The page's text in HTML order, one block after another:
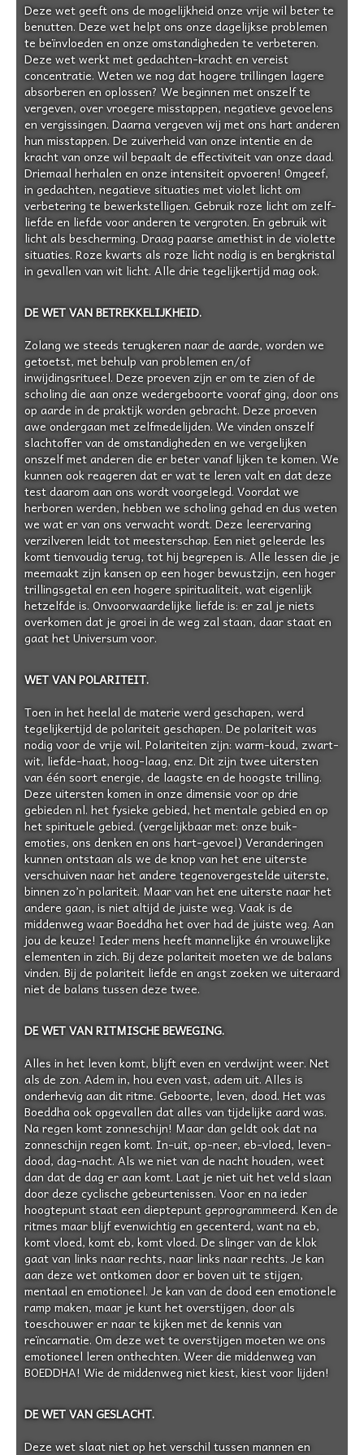
Deze wet geeft ons de mogelijkheid onze vrije wil beter te
benutten. Deze wet helpt ons onze dagelijkse problemen
te beïnvloeden en onze omstandigheden te verbeteren.
Deze wet werkt met gedachten-kracht en vereist
concentratie. Weten we nog dat hogere trillingen lagere
absorberen en oplossen? We beginnen met onszelf te
vergeven, over vroegere misstappen, negatieve gevoelens
en vergissingen. Daarna vergeven wij met ons hart anderen
hun misstappen. De zuiverheid van onze intentie en de
kracht van onze wil bepaalt de effectiviteit van onze daad.
Driemaal herhalen en onze intensiteit opvoeren! Omgeef,
in gedachten, negatieve situaties met violet licht om
verbetering te bewerkstelligen. Gebruik roze licht om zelf-
liefde en liefde voor anderen te vergroten. En gebruik wit
licht als bescherming. Draag paarse amethist in de violette
situaties. Roze kwarts als roze licht nodig is en bergkristal
in gevallen van wit licht. Alle drie tegelijkertijd mag ook.
DE WET VAN BETREKKELIJKHEID.
Zolang we steeds terugkeren naar de aarde, worden we
getoetst, met behulp van problemen en/of
inwijdingsritueel. Deze proeven zijn er om te zien of de
scholing die aan onze wedergeboorte vooraf ging, door ons
op aarde in de praktijk worden gebracht. Deze proeven
awe ondergaan met zelfmedelijden. We vinden onszelf
slachtoffer van de omstandigheden en we vergelijken
onszelf met anderen die er beter vanaf lijken te komen. We
kunnen ook reageren dat er wat te leren valt en dat deze
test daarom aan ons wordt voorgelegd. Voordat we
herboren werden, hebben we scholing gehad en dus weten
we wat er van ons verwacht wordt. Deze leerervaring
verzilveren leidt tot meesterschap. Een niet geleerde les
komt tienvoudig terug, tot hij begrepen is. Alle lessen die je
meemaakt zijn kansen op een hoger bewustzijn, een hoger
trillingsgetal en een hogere spiritualiteit, wat eigenlijk
hetzelfde is. Onvoorwaardelijke liefde is: er zal je niets
overkomen dat je groei in de weg zal staan, daar staat en
gaat het Universum voor.
WET VAN POLARITEIT.
Toen in het heelal de materie werd geschapen, werd
tegelijkertijd de polariteit geschapen. De polariteit was
nodig voor de vrije wil. Polariteiten zijn: warm-koud, zwart-
wit, liefde-haat, hoog-laag, enz. Dit zijn twee uitersten
van één soort energie, de laagste en de hoogste trilling.
Deze uitersten komen in onze dimensie voor op drie
gebieden nl. het fysieke gebied, het mentale gebied en op
het spirituele gebied. (vergelijkbaar met: onze buik-
emoties, ons denken en ons hart-gevoel) Veranderingen
kunnen ontstaan als we de knop van het ene uiterste
verschuiven naar het andere tegenovergestelde uiterste,
binnen zo’n polariteit. Maar van het ene uiterste naar het
andere gaan, is niet altijd de juiste weg. Vaak is de
middenweg waar Boeddha het over had de juiste weg. Aan
jou de keuze! Ieder mens heeft mannelijke én vrouwelijke
elementen in zich. Bij deze polariteit moeten we de balans
vinden. Bij de polariteit liefde en angst zoeken we uiteraard
niet de balans tussen deze twee.
DE WET VAN RITMISCHE BEWEGING.
Alles in het leven komt, blijft even en verdwijnt weer. Net
als de zon. Adem in, hou even vast, adem uit. Alles is
onderhevig aan dit ritme. Geboorte, leven, dood. Het was
Boeddha ook opgevallen dat alles van tijdelijke aard was.
Na regen komt zonneschijn! Maar dan geldt ook dat na
zonneschijn regen komt. In-uit, op-neer, eb-vloed, leven-
dood, dag-nacht. Als we niet van de nacht houden, weet
dan dat de dag er aan komt. Laat je niet uit het veld slaan
door deze cyclische gebeurtenissen. Voor en na ieder
hoogtepunt staat een dieptepunt geprogrammeerd. Ken de
ritmes maar blijf evenwichtig en gecenterd, want na eb,
komt vloed, komt eb, komt vloed. De slinger van de klok
gaat van links naar rechts, naar links naar rechts. Je kan
aan deze wet ontkomen door er boven uit te stijgen,
mentaal en emotioneel. Je kan van de dood een emotionele
ramp maken, maar je kunt het overstijgen, door als
toeschouwer er naar te kijken met de kennis van
reïncarnatie. Om deze wet te overstijgen moeten we ons
emotioneel leren onthechten. Weer die middenweg van
BOEDDHA! Wie de middenweg niet kiest, kiest voor lijden!
DE WET VAN GESLACHT.
Deze wet slaat niet op het verschil tussen mannen en